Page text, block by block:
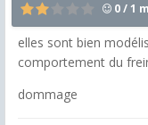
0 / 1
elles sont bien
comportement du
dommage